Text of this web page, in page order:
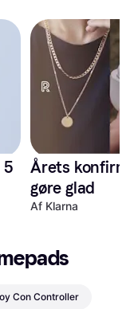
5
Årets
gøre glad
Af Klarna
Con Controller